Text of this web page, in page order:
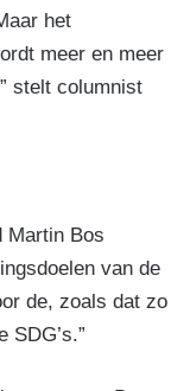
het
meer en meer
stelt columnist
Martin Bos
van de
de, zoals dat zo
SDG’s.”